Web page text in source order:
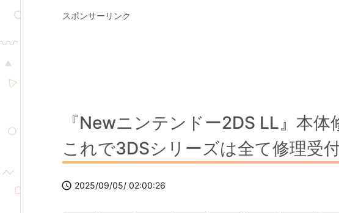
スポンサーリンク
『Newニンテンドー2DS LL』本体
これで3DSシリーズは全て修理受
 2025/09/05/ 02:00:26